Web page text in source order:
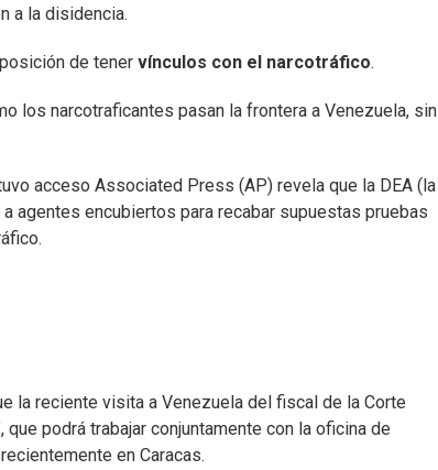
a la disidencia.
de tener vínculos con el narcotráfico.
los narcotraficantes pasan la frontera a Venezuela, sin
acceso Associated Press (AP) revela que la DEA (la
agentes encubiertos para recabar supuestas pruebas
la reciente visita a Venezuela del fiscal de la Corte
que podrá trabajar conjuntamente con la oficina de
en Caracas.